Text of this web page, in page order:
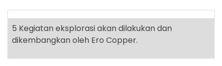
5 Kegiatan eksplorasi akan dilakukan dan
dikembangkan oleh Ero Copper.